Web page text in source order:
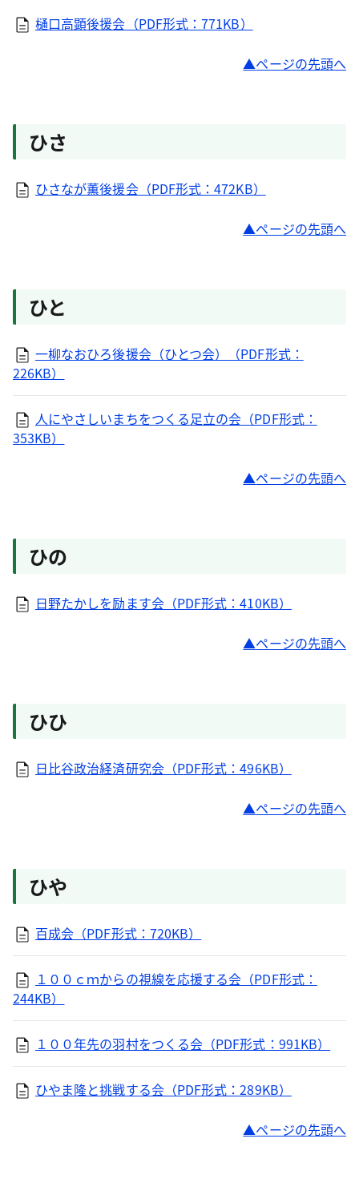
樋口高顕後援会（PDF形式：771KB）
ページの先頭へ
ひさ
ひさなが薫後援会（PDF形式：472KB）
ページの先頭へ
ひと
一柳なおひろ後援会（ひとつ会）（PDF形式：
226KB）
人にやさしいまちをつくる足立の会（PDF形式：
353KB）
ページの先頭へ
ひの
日野たかしを励ます会（PDF形式：410KB）
ページの先頭へ
ひひ
日比谷政治経済研究会（PDF形式：496KB）
ページの先頭へ
ひや
百成会（PDF形式：720KB）
１００ｃｍからの視線を応援する会（PDF形式：
244KB）
１００年先の羽村をつくる会（PDF形式：991KB）
ひやま隆と挑戦する会（PDF形式：289KB）
ページの先頭へ